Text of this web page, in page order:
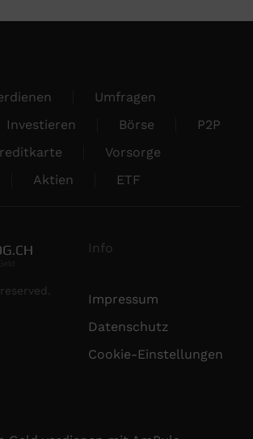
Umfragen
Investieren Börse
P2P
Vorsorge
Aktien ETF
Info
Impressum
Datenschutz
Cookie-Einstellungen